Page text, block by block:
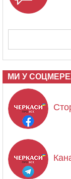
МИ У